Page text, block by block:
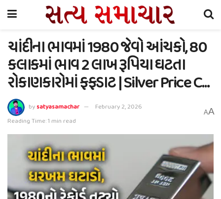
ચાંદીના ભાવમાં 1980 જેવો આંચકો, 80
કલાકમાં ભાવ 2 લાખ રૂપિયા ઘટતા
રોકાણકારોમાં ફફડાટ | Silver Price C…
bysatyasamachar
February 2, 2026
Reading Time: 1 min read
AA